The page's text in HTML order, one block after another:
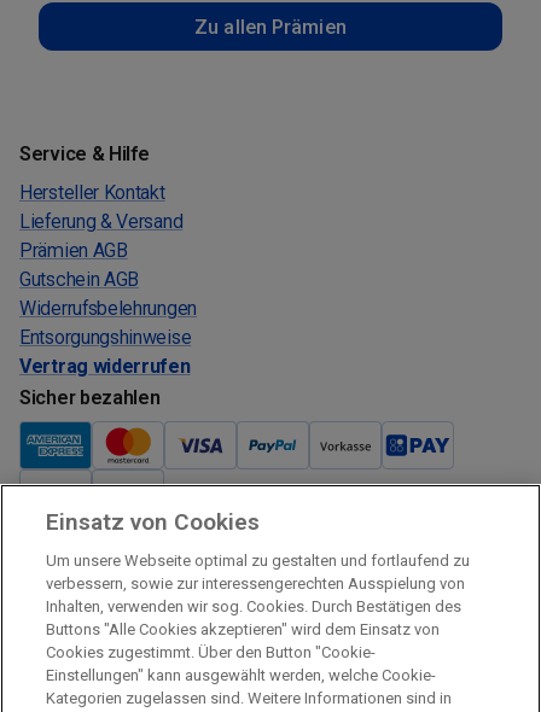
Zu allen Prämien
Service & Hilfe
Hersteller Kontakt
Lieferung & Versand
Prämien AGB
Gutschein AGB
Widerrufsbelehrungen
Entsorgungshinweise
Vertrag widerrufen
Sicher bezahlen
Verkauf und Versand
Kostenloser Versand:
Verkauf und Versand durch:
Verkauf Gutscheine durch:
Sicher einkaufen
Einsatz von Cookies
Um unsere Webseite optimal zu gestalten und fortlaufend zu
verbessern, sowie zur interessengerechten Ausspielung von
Inhalten, verwenden wir sog. Cookies. Durch Bestätigen des
Buttons "Alle Cookies akzeptieren" wird dem Einsatz von
Cookies zugestimmt. Über den Button "Cookie-
Einstellungen" kann ausgewählt werden, welche Cookie-
Kategorien zugelassen sind. Weitere Informationen sind in